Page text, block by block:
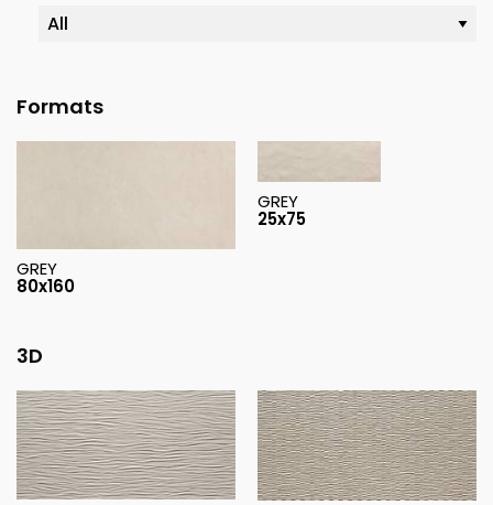
Formats
GREY
80x160
GREY
25x75
3D